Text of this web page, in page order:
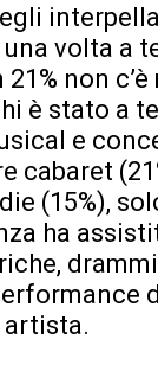
volta a
non c’è
è stato a
e
cabaret
(15%),
ha